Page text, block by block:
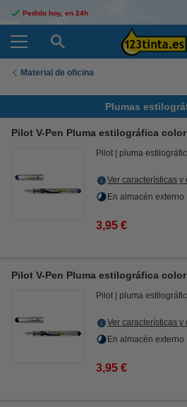
Pedido hoy, en 24h
Material de oficina
Plumas
Pilot V-Pen Pluma estilográfica
Pilot pluma
Ver características y
En almacén externo
3,95 €
Pilot V-Pen Pluma estilográfica
Pilot pluma
Ver características y
En almacén externo
3,95 €